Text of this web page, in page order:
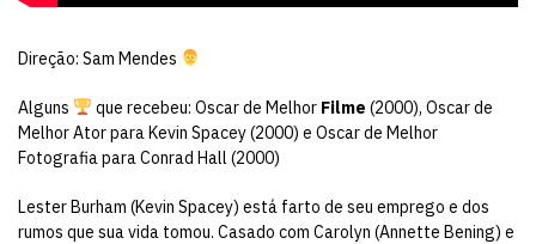
Direção: Sam Mendes
Alguns que recebeu: Oscar de Melhor Filme (2000), Oscar de
Melhor Ator para Kevin Spacey (2000) e Oscar de Melhor
Fotografia para Conrad Hall (2000)
Lester Burham (Kevin Spacey) está farto de seu emprego e dos
rumos que sua vida tomou. Casado com Carolyn (Annette Bening) e